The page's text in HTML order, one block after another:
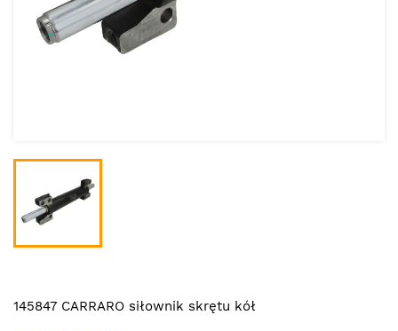
145847 CARRARO siłownik skrętu kół